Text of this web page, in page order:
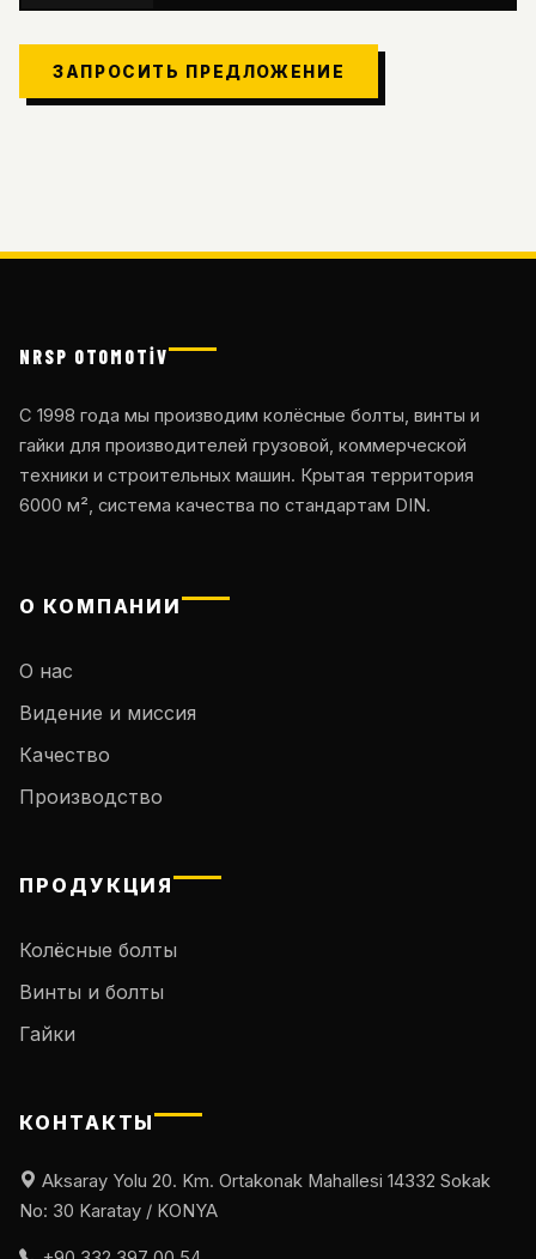
ЗАПРОСИТЬ ПРЕДЛОЖЕНИЕ
NRSP OTOMOTİV
С 1998 года мы производим колёсные болты, винты и
гайки для производителей грузовой, коммерческой
техники и строительных машин. Крытая территория
6000 м², система качества по стандартам DIN.
О КОМПАНИИ
О нас
Видение и миссия
Качество
Производство
ПРОДУКЦИЯ
Колёсные болты
Винты и болты
Гайки
КОНТАКТЫ
Aksaray Yolu 20. Km. Ortakonak Mahallesi 14332 Sokak
No: 30 Karatay / KONYA